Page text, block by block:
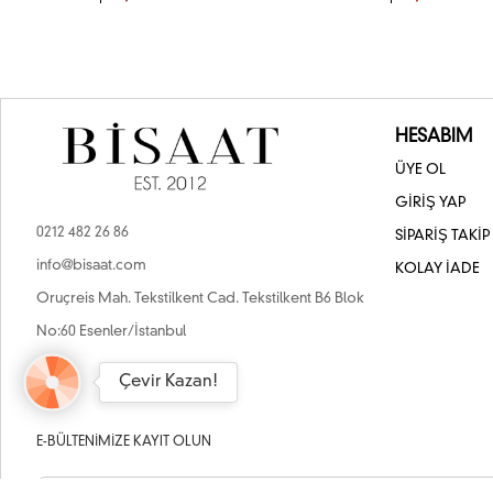
0212 482 26 86
info@bisaat.com
Oruçreis Mah. Tekstilkent Cad. Tekstilkent B6 Blok
No:60 Esenler/İstanbul
HESABIM
ÜYE OL
GİRİŞ YAP
SİPARİŞ TAKİP
KOLAY İADE
E-BÜLTENIMIZE KAYIT OLUN
Çevir Kazan!